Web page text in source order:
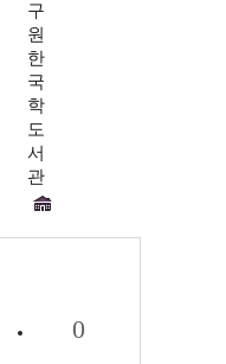
구
원
한
국
학
도
서
관
0